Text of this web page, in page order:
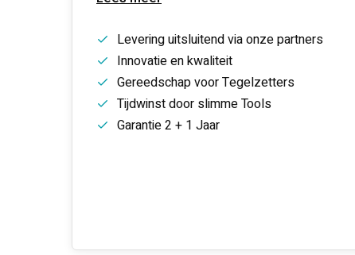
Levering uitsluitend via onze partners
Innovatie en kwaliteit
Gereedschap voor Tegelzetters
Tijdwinst door slimme Tools
Garantie 2 + 1 Jaar